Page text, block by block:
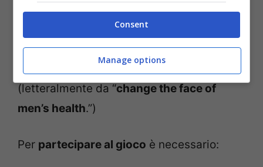
e ai testicoli.
Ilmotto del Movemberè di “cambiare la
faccia della salute degli uomini
(letteralmente da “change the face of
men’s health.”)
Per partecipare al gioco è necessario:
Consent
Manage options